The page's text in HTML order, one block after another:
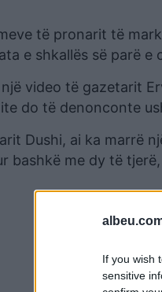
If you wish
sensitive
të pronarit të
e shkallës së parë e
video të gazetarit
do të denonconte
Dushi, ai ka marrë
bashkë me dy të